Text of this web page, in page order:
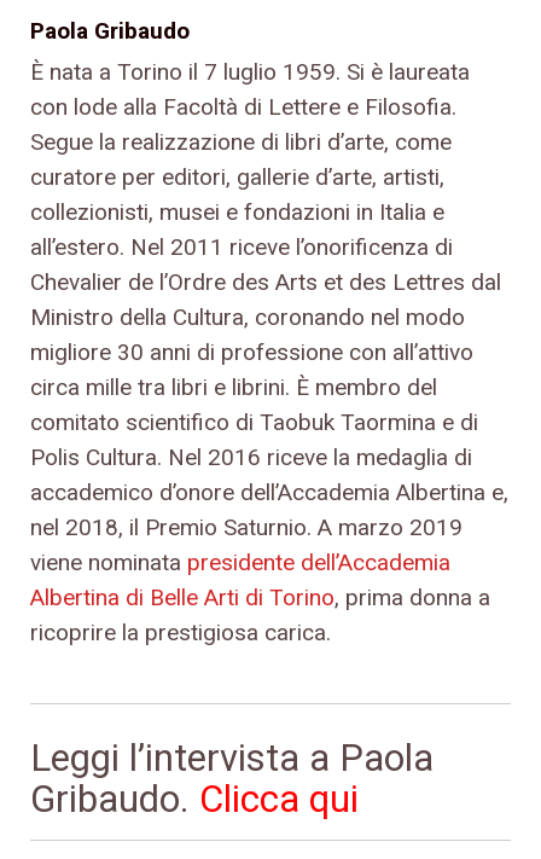
Paola Gribaudo
È nata a Torino il 7 luglio 1959. Si è laureata
con lode alla Facoltà di Lettere e Filosofia.
Segue la realizzazione di libri d’arte, come
curatore per editori, gallerie d’arte, artisti,
collezionisti, musei e fondazioni in Italia e
all’estero. Nel 2011 riceve l’onorificenza di
Chevalier de l’Ordre des Arts et des Lettres dal
Ministro della Cultura, coronando nel modo
migliore 30 anni di professione con all’attivo
circa mille tra libri e librini. È membro del
comitato scientifico di Taobuk Taormina e di
Polis Cultura. Nel 2016 riceve la medaglia di
accademico d’onore dell’Accademia Albertina e,
nel 2018, il Premio Saturnio. A marzo 2019
viene nominata presidente dell’Accademia
Albertina di Belle Arti di Torino, prima donna a
ricoprire la prestigiosa carica.
Leggi l’intervista a Paola
Gribaudo. Clicca qui